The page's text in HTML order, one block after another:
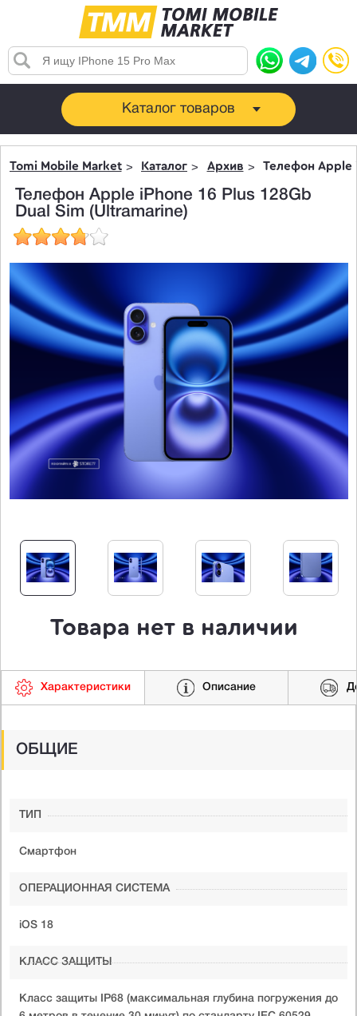
Каталог товаров
Tomi Mobile Market Каталог Архив Телефон Apple
Телефон Apple iPhone 16 Plus 128Gb
Dual Sim (Ultramarine)
Товара нет в наличии
Характеристики Описание
ОБЩИЕ
ТИП
Смартфон
ОПЕРАЦИОННАЯ СИСТЕМА
iOS 18
КЛАСС ЗАЩИТЫ
Класс защиты IP68 (максимальная глубина погружения до